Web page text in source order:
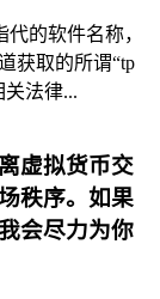
的软件名称，
获取的所谓“tp
法律...
虚拟货币交
秩序。如果
会尽力为你